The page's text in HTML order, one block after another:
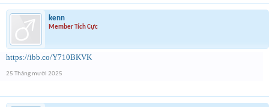
kenn
Member Tích Cực
https://ibb.co/Y710BKVK
25 Tháng mười 2025